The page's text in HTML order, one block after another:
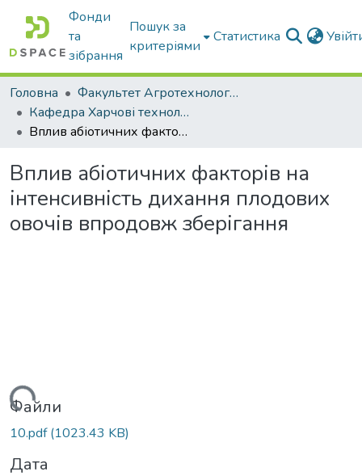
Фонди
та
зібрання
Пошук за
критеріями
Статистика
Головна
Факультет Агротехнологій та екології
Кафедра Харчові технологіі та готельно-ресторанна справа
Вплив абіотичних факторів на інтенсивність дихання плодових овочів впродовж зберігання
Вплив абіотичних факторів на
інтенсивність дихання плодових
овочів впродовж зберігання
Файли
10.pdf(1023.43 KB)
Дата